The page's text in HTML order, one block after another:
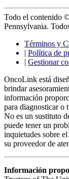
Todo el contenido
Pennsylvania.
Términos y
| Política de
| Gestionar
OncoLink está
brindar
información
para diagnosticar o
No es un sustituto
puede tener un
inquietudes sobre
su proveedor de
Información